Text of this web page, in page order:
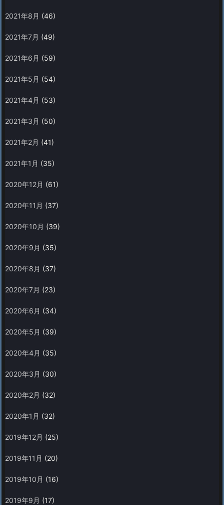
2021年8月 (46)
2021年7月 (49)
2021年6月 (59)
2021年5月 (54)
2021年4月 (53)
2021年3月 (50)
2021年2月 (41)
2021年1月 (35)
2020年12月 (61)
2020年11月 (37)
2020年10月 (39)
2020年9月 (35)
2020年8月 (37)
2020年7月 (23)
2020年6月 (34)
2020年5月 (39)
2020年4月 (35)
2020年3月 (30)
2020年2月 (32)
2020年1月 (32)
2019年12月 (25)
2019年11月 (20)
2019年10月 (16)
2019年9月 (17)